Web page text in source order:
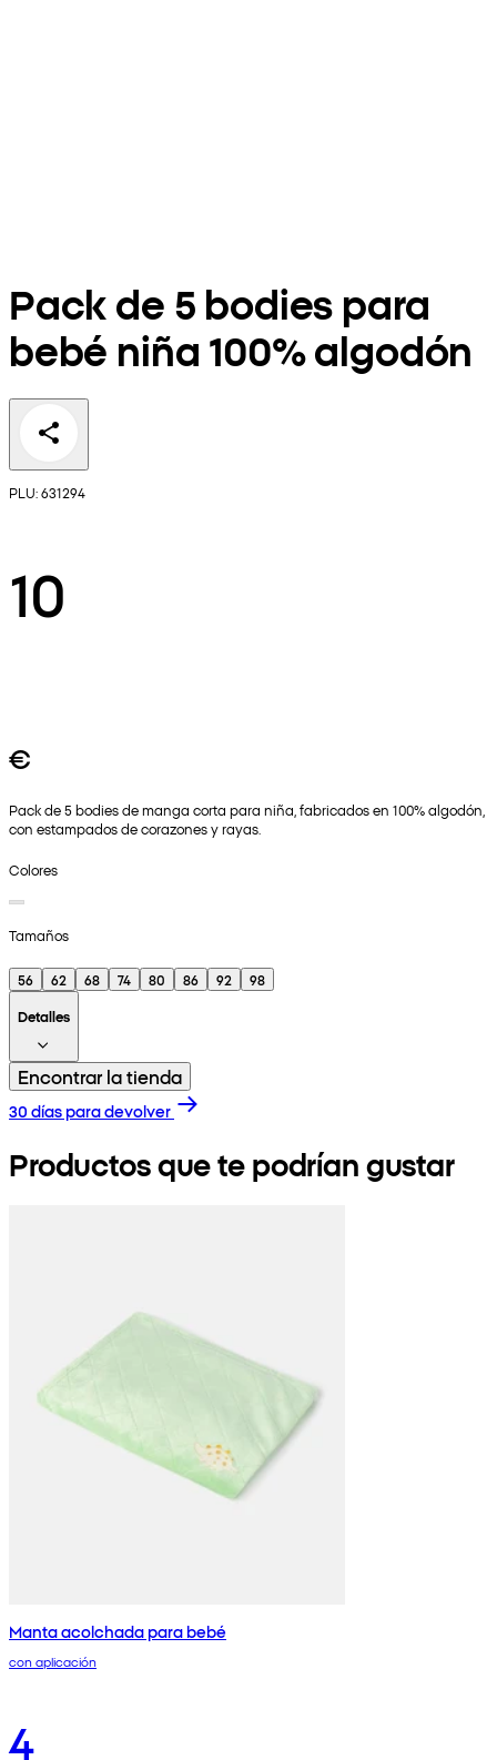
Pack de 5 bodies para
bebé niña 100% algodón
PLU: 631294
10
€
Pack de 5 bodies de manga corta para niña, fabricados en 100% algodón,
con estampados de corazones y rayas.
Colores
Tamaños
56 62 68 74 80 86 92
98
Detalles
Encontrar la tienda
30 días para devolver
Productos que te podrían gustar
Manta acolchada para bebé
con aplicación
4